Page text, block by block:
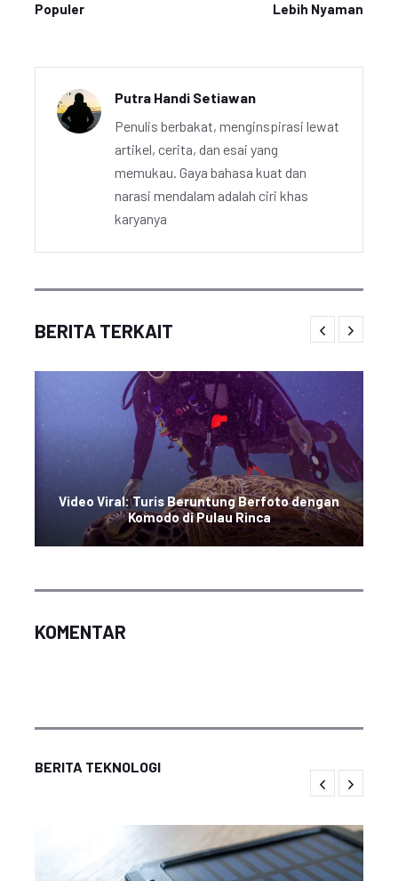
Populer
Lebih Nyaman
Putra Handi Setiawan
Penulis berbakat, menginspirasi lewat
artikel, cerita, dan esai yang
memukau. Gaya bahasa kuat dan
narasi mendalam adalah ciri khas
karyanya
BERITA TERKAIT
Video Viral: Turis Beruntung Berfoto dengan
Komodo di Pulau Rinca
KOMENTAR
BERITA TEKNOLOGI